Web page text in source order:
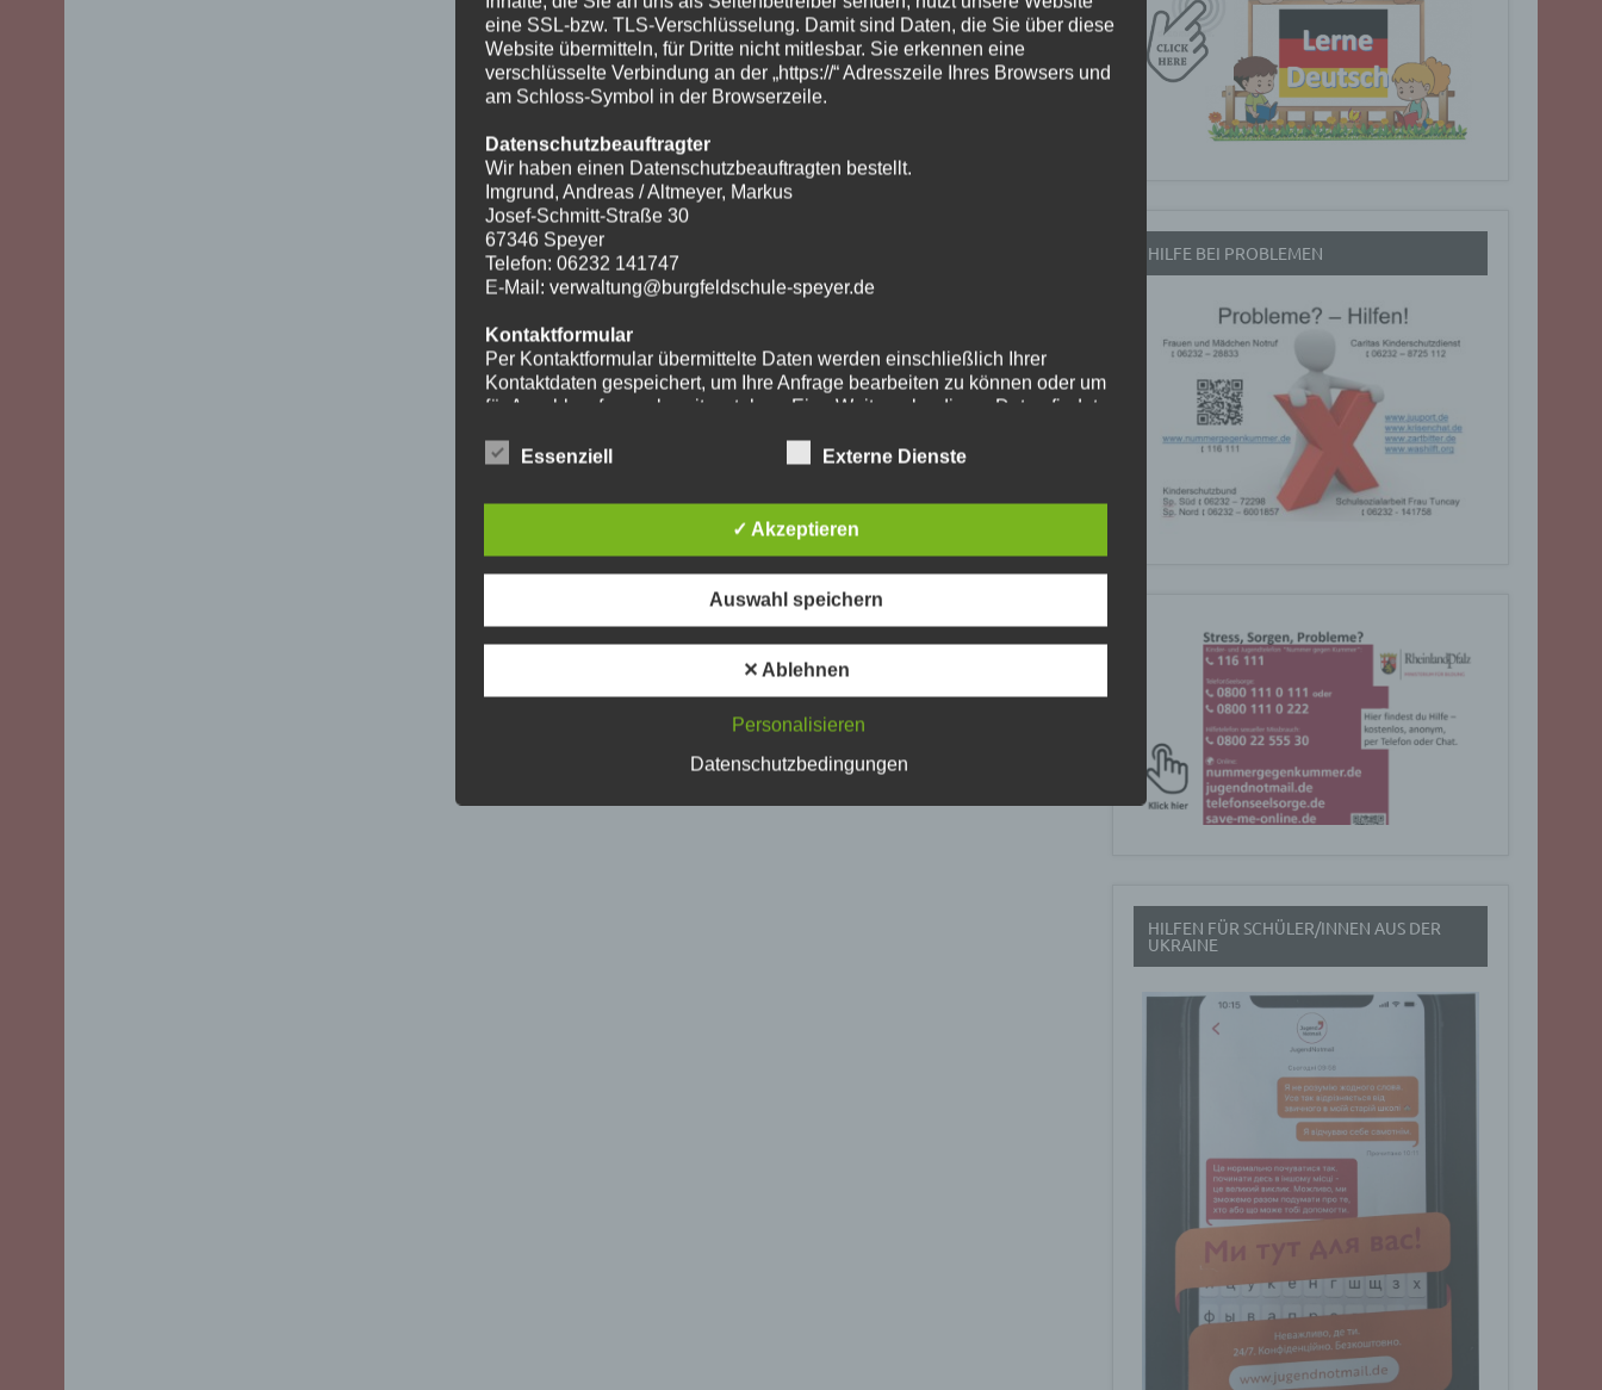
HILFE BEI PROBLEMEN
HILFEN FÜR SCHÜLER/INNEN AUS DER
UKRAINE
eine SSL-bzw. TLS-Verschlüsselung. Damit sind Daten, die Sie über diese
Website übermitteln, für Dritte nicht mitlesbar. Sie erkennen eine
verschlüsselte Verbindung an der „https://“ Adresszeile Ihres Browsers und
am Schloss-Symbol in der Browserzeile.
Datenschutzbeauftragter
Wir haben einen Datenschutzbeauftragten bestellt.
Imgrund, Andreas / Altmeyer, Markus
Josef-Schmitt-Straße 30
67346 Speyer
Telefon: 06232 141747
E-Mail: verwaltung@burgfeldschule-speyer.de
Kontaktformular
Per Kontaktformular übermittelte Daten werden einschließlich Ihrer
Kontaktdaten gespeichert, um Ihre Anfrage bearbeiten zu können oder um
für Anschlussfragen bereitzustehen. Eine Weitergabe dieser Daten findet
Die Verarbeitung der in das Kontaktformular eingegebenen Daten erfolgt
DSGVO). Ein Widerruf Ihrer bereits erteilten Einwilligung ist jederzeit
möglich. Für den Widerruf genügt eine formlose Mitteilung per E-Mail. Die
Datenverarbeitungsvorgänge bleibt vom Widerruf unberührt.
Über das Kontaktformular übermittelte Daten verbleiben bei uns, bis Sie
uns zur Löschung auffordern, Ihre Einwilligung zur Speicherung widerrufen
oder keine Notwendigkeit der Datenspeicherung mehr besteht. Zwingende
gesetzliche Bestimmungen - insbesondere Aufbewahrungsfristen - bleiben
unberührt.
Für Integration und Darstellung von Videoinhalten nutzt unsere Website
Cherry Ave., San Bruno, CA 94066, USA.
Essenziell Externe Dienste
✓ Akzeptieren
Auswahl speichern
✕ Ablehnen
Personalisieren
Datenschutzbedingungen